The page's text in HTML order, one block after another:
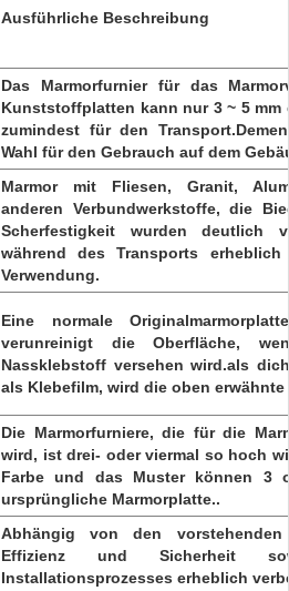
Ausführliche Beschreibung
Das Marmorfurnier für das
Kunststoffplatten kann nur 3 ~ 5
zumindest für den
Wahl für den Gebrauch auf dem
Marmor mit Fliesen, Granit,
anderen Verbundwerkstoffe, die
Scherfestigkeit wurden deutlich
während des Transports
Verwendung.
Eine normale
verunreinigt die Oberfläche,
Nassklebstoff versehen wird.als
als Klebefilm, wird die oben
Die Marmorfurniere, die für die
wird, ist drei- oder viermal so hoch
Farbe und das Muster können
ursprüngliche Marmorplatte..
Abhängig von den
Effizienz und Sicherheit
Installationsprozesses erheblich